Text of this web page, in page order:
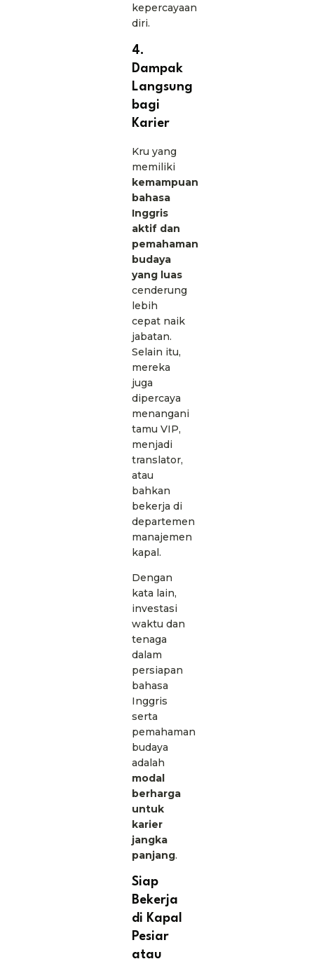
kepercayaan
diri.
4.
Dampak
Langsung
bagi
Karier
Kru yang
memiliki
kemampuan
bahasa
Inggris
aktif dan
pemahaman
budaya
yang luas
cenderung
lebih
cepat naik
jabatan.
Selain itu,
mereka
juga
dipercaya
menangani
tamu VIP,
menjadi
translator,
atau
bahkan
bekerja di
departemen
manajemen
kapal.
Dengan
kata lain,
investasi
waktu dan
tenaga
dalam
persiapan
bahasa
Inggris
serta
pemahaman
budaya
adalah
modal
berharga
untuk
karier
jangka
panjang.
Siap
Bekerja
di Kapal
Pesiar
atau